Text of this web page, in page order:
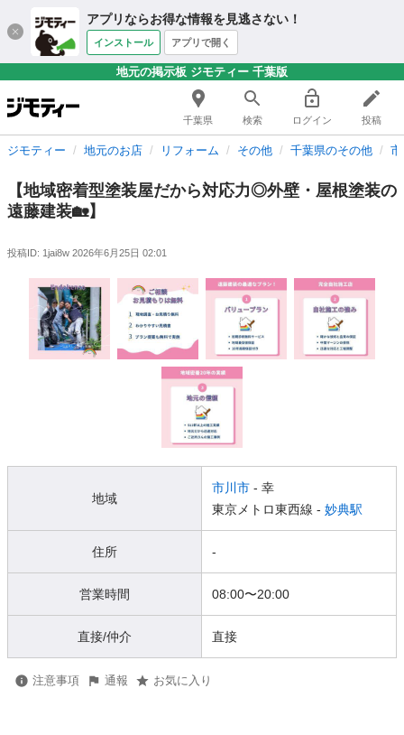
アプリならお得な情報を見逃さない！
インストール アプリで開く
地元の掲示板 ジモティー 千葉版
千葉県 検索 ログイン 投稿
ジモティー 地元のお店 リフォーム その他 千葉県のその他
【地域密着型塗装屋だから対応力◎外壁・屋根塗装の
遠藤建装🏡】
投稿ID: 1jai8w 2026年6月25日 02:01
地域
市川市 - 幸
東京メトロ東西線 - 妙典駅
住所 -
営業時間 08:00〜20:00
直接/仲介 直接
注意事項 通報 お気に入り